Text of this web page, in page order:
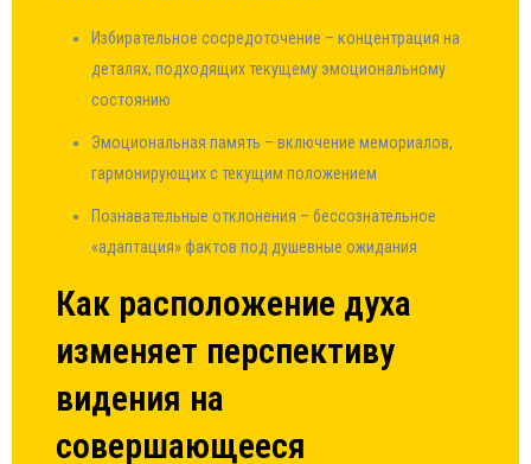
Избирательное сосредоточение – концентрация на
деталях, подходящих текущему эмоциональному
состоянию
Эмоциональная память – включение мемориалов,
гармонирующих с текущим положением
Познавательные отклонения – бессознательное
«адаптация» фактов под душевные ожидания
Как расположение духа
изменяет перспективу
видения на
совершающееся